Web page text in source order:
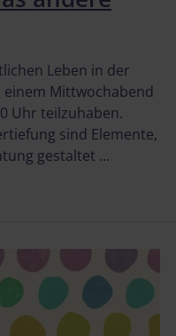
Leben in der
Mittwochabend
Uhr teilzuhaben.
sind Elemente,
gestaltet ...